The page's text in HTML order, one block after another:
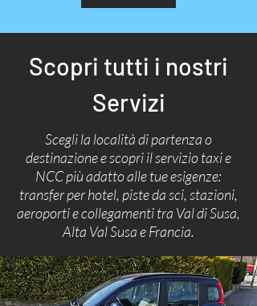
Scopri tutti i nostri
Servizi
Scegli la località di partenza o
destinazione e scopri il servizio taxi e
NCC più adatto alle tue esigenze:
transfer per hotel, piste da sci, stazioni,
aeroporti e collegamenti tra Val di Susa,
Alta Val Susa e Francia.